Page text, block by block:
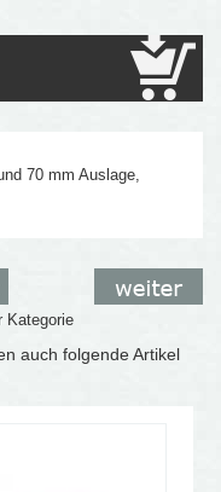
70 mm Auslage,
Kategorie
auch folgende Artikel